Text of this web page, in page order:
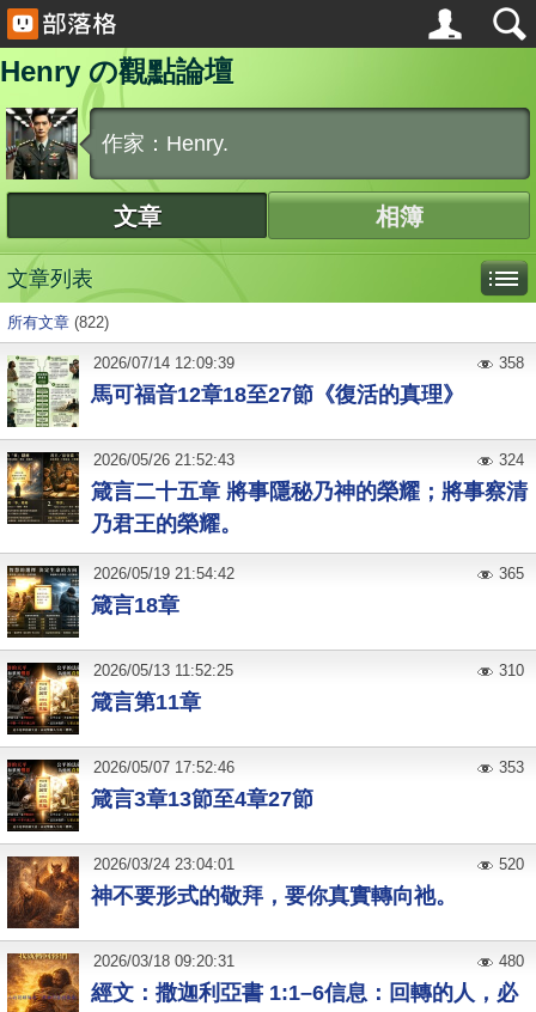
Henry の觀點論壇
作家：Henry.
文章 相簿
文章列表
所有文章 (822)
馬可福音12章18至27節《復活的真理》
2026/07/14 12:09:39 358
箴言二十五章 將事隱秘乃神的榮耀；將事察清
乃君王的榮耀。
2026/05/26 21:52:43 324
箴言18章
2026/05/19 21:54:42 365
箴言第11章
2026/05/13 11:52:25 310
箴言3章13節至4章27節
2026/05/07 17:52:46 353
神不要形式的敬拜，要你真實轉向祂。
2026/03/24 23:04:01 520
經文：撒迦利亞書 1:1–6信息：回轉的人，必
2026/03/18 09:20:31 480